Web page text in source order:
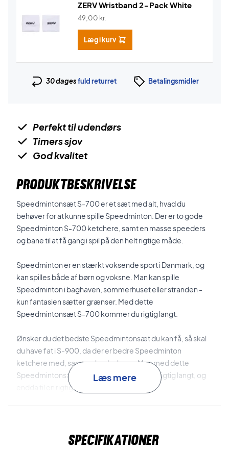
ZERV Wristband 2-Pack White
49,00 kr.
Læg i kurv
30 dagesfuld returret Betalingsmidler
Perfekt til udendørs
Timers sjov
God kvalitet
PRODUKTBESKRIVELSE
Speedmintonsæt S-700 er et sæt med alt, hvad du
behøver for at kunne spille Speedminton. Der er to gode
Speedminton S-700 ketchere, samt en masse speeders
og bane til at få gang i spil på den helt rigtige måde.
Speedminton er en stærkt voksende sport i Danmark, og
kan spilles både af børn og voksne. Man kan spille
Speedminton i baghaven, sommerhuset eller stranden -
kun fantasien sætter grænser. Med dette
Speedmintonsæt S-700 kommer du rigtig langt.
Ønsker du det bedste Speedmintonsæt du kan få, så skal
du have fat i S-900, da der er bedre Speedminton
ketchere med, samt en bedre bane. Men med dette
Speedmintonsæt S-700 kommer du også rigtig langt, og
endda til en rigtig skarp pris.
1 stk. Fun Speeder
Læs mere
Specifikationer